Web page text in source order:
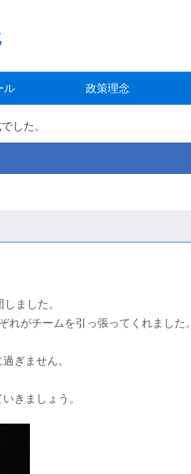
ル 政策理念
した。
ました。
がチームを引っ張ってくれました。
ぎません。
きましょう。